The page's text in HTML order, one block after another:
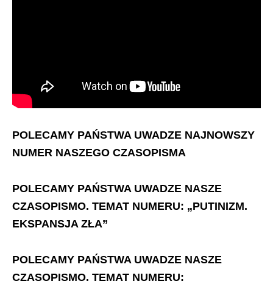
POLECAMY PAŃSTWA UWADZE NAJNOWSZY
NUMER NASZEGO CZASOPISMA
POLECAMY PAŃSTWA UWADZE NASZE
CZASOPISMO. TEMAT NUMERU: „PUTINIZM.
EKSPANSJA ZŁA”
POLECAMY PAŃSTWA UWADZE NASZE
CZASOPISMO. TEMAT NUMERU: